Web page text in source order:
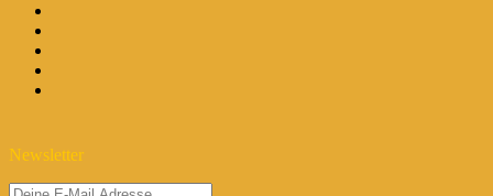
Newsletter